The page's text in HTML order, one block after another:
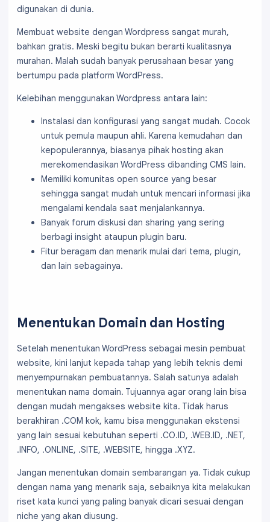
digunakan di dunia.
Membuat website dengan Wordpress sangat murah,
bahkan gratis. Meski begitu bukan berarti kualitasnya
murahan. Malah sudah banyak perusahaan besar yang
bertumpu pada platform WordPress.
Kelebihan menggunakan Wordpress antara lain:
Instalasi dan konfigurasi yang sangat mudah. Cocok
untuk pemula maupun ahli. Karena kemudahan dan
kepopulerannya, biasanya pihak hosting akan
merekomendasikan WordPress dibanding CMS lain.
Memiliki komunitas open source yang besar
sehingga sangat mudah untuk mencari informasi jika
mengalami kendala saat menjalankannya.
Banyak forum diskusi dan sharing yang sering
berbagi insight ataupun plugin baru.
Fitur beragam dan menarik mulai dari tema, plugin,
dan lain sebagainya.
Menentukan Domain dan Hosting
Setelah menentukan WordPress sebagai mesin pembuat
website, kini lanjut kepada tahap yang lebih teknis demi
menyempurnakan pembuatannya. Salah satunya adalah
menentukan nama domain. Tujuannya agar orang lain bisa
dengan mudah mengakses website kita. Tidak harus
berakhiran .COM kok, kamu bisa menggunakan ekstensi
yang lain sesuai kebutuhan seperti .CO.ID, .WEB.ID, .NET,
.INFO, .ONLINE, .SITE, .WEBSITE, hingga .XYZ.
Jangan menentukan domain sembarangan ya. Tidak cukup
dengan nama yang menarik saja, sebaiknya kita melakukan
riset kata kunci yang paling banyak dicari sesuai dengan
niche yang akan diusung.